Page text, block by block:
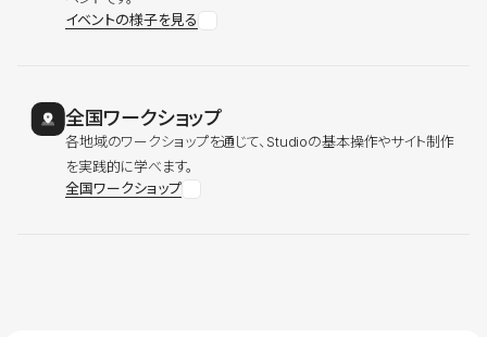
イベントの様子を見る
全国ワークショップ
各地域のワークショップを通じて、Studioの基本操作やサイト制作
を実践的に学べます。
全国ワークショップ